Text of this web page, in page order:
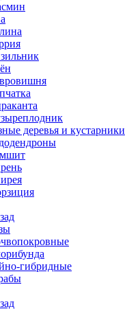
деревья и кустарники
гибридные